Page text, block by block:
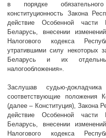
в порядке
конституционность Закона
действие Особенной части
Беларусь, внесении
Налогового кодекса
утратившими силу некоторых
Беларусь и их
налогообложения».
Заслушав судью-
соответствующие положения
(далее – Конституция), Закона
действие Особенной части
Беларусь, внесении
Налогового кодекса